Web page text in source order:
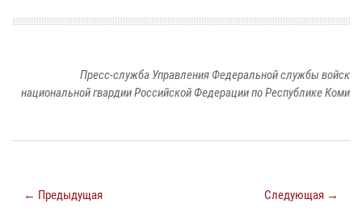
Пресс-служба Управления Федеральной службы войск
национальной гвардии Российской Федерации по Республике Коми
← Предыдущая Следующая →